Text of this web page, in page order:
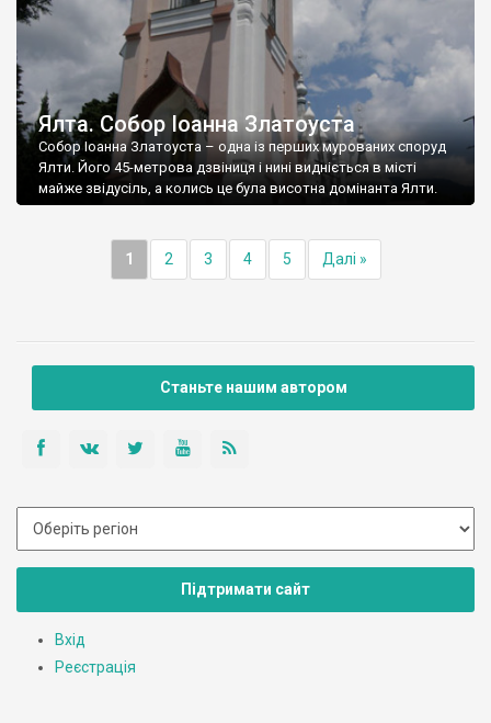
Ялта. Собор Іоанна Златоуста
Собор Іоанна Златоуста – одна із перших мурованих споруд
Ялти. Його 45-метрова дзвіниця і нині видніється в місті
майже звідусіль, а колись це була висотна домінанта Ялти.
1 2 3 4 5 Далі »
Станьте нашим автором
Підтримати сайт
Вхід
Реєстрація